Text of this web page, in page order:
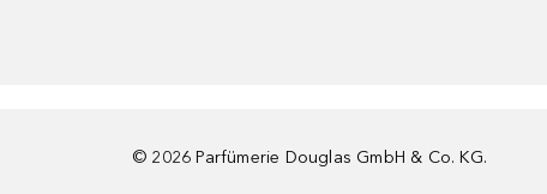
© 2026 Parfümerie Douglas GmbH & Co. KG.